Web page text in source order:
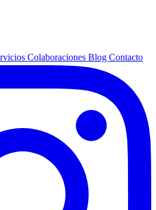
Colaboraciones Blog Contacto